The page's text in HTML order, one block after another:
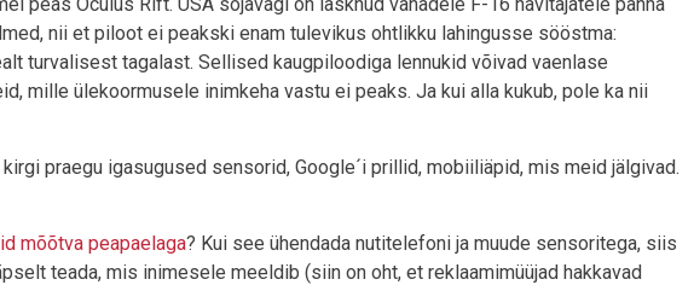
nii et piloot ei peakski enam tulevikus ohtlikku lahingusse sööstma:
turvalisest tagalast. Sellised kaugpiloodiga lennukid võivad vaenlase
mille ülekoormusele inimkeha vastu ei peaks. Ja kui alla kukub, pole ka nii
praegu igasugused sensorid, Google´i prillid, mobiiliäpid, mis meid jälgivad.
mõõtva peapaelaga? Kui see ühendada nutitelefoni ja muude sensoritega, siis
teada, mis inimesele meeldib (siin on oht, et reklaamimüüjad hakkavad